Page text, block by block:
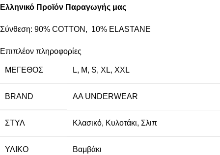
Ελληνικό Προϊόν Παραγωγής μας
Σύνθεση: 90% COTTON, 10% ELASTANE
Επιπλέον πληροφορίες
ΜΈΓΕΘΟΣ L, M, S, XL, XXL
BRAND AA UNDERWEAR
ΣΤΥΛ Κλασικό, Κυλοτάκι, Σλιπ
ΥΛΙΚΌ Βαμβάκι